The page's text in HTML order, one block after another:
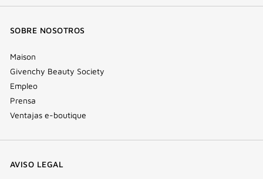
SOBRE NOSOTROS
Maison
Givenchy Beauty Society
Empleo
Prensa
Ventajas e-boutique
AVISO LEGAL